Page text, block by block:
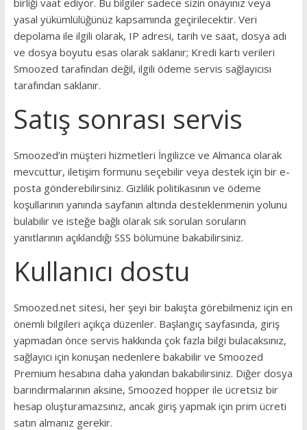
birliği vaat ediyor. Bu bilgiler sadece sizin onayınız veya
yasal yükümlülüğünüz kapsamında geçirilecektir. Veri
depolama ile ilgili olarak, IP adresi, tarih ve saat, dosya adı
ve dosya boyutu esas olarak saklanır; Kredi kartı verileri
Smoozed tarafından değil, ilgili ödeme servis sağlayıcısı
tarafından saklanır.
Satış sonrası servis
Smoozed’in müşteri hizmetleri İngilizce ve Almanca olarak
mevcuttur, iletişim formunu seçebilir veya destek için bir e-
posta gönderebilirsiniz. Gizlilik politikasının ve ödeme
koşullarının yanında sayfanın altında desteklenmenin yolunu
bulabilir ve isteğe bağlı olarak sık sorulan soruların
yanıtlarının açıklandığı SSS bölümüne bakabilirsiniz.
Kullanıcı dostu
Smoozed.net sitesi, her şeyi bir bakışta görebilmeniz için en
önemli bilgileri açıkça düzenler. Başlangıç ​​sayfasında, giriş
yapmadan önce servis hakkında çok fazla bilgi bulacaksınız,
sağlayıcı için konuşan nedenlere bakabilir ve Smoozed
Premium hesabına daha yakından bakabilirsiniz. Diğer dosya
barındırmalarının aksine, Smoozed hopper ile ücretsiz bir
hesap oluşturamazsınız, ancak giriş yapmak için prim ücreti
satın almanız gerekir.